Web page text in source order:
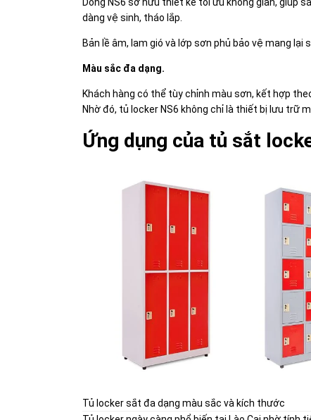
Dòng NS6 sở hữu thiết kế tối ưu không gian, giúp
dàng vệ sinh, tháo lắp.
Bản lề âm, lam gió và lớp sơn phủ bảo vệ mang
Màu sắc đa dạng.
Khách hàng có thể tùy chỉnh màu sơn, kết hợp
Nhờ đó, tủ locker NS6 không chỉ là thiết bị lưu trữ
Ứng dụng của tủ sắt
Tủ locker sắt đa dạng màu sắc và kích thước